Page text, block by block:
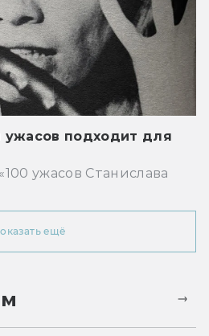
ужасов подходит для
ужасов Станислава
ещё